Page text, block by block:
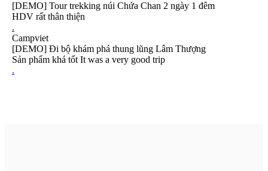
[DEMO] Tour trekking núi Chứa Chan 2 ngày 1 đêm
HDV rất thân thiện
.
Campviet
[DEMO] Đi bộ khám phá thung lũng Lâm Thượng
Sản phẩm khá tốt It was a very good trip
.